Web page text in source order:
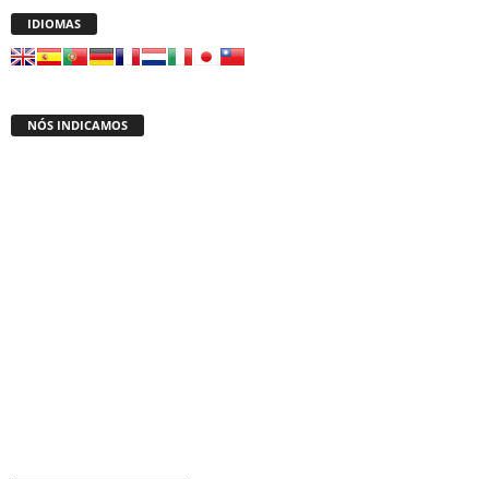
IDIOMAS
NÓS INDICAMOS